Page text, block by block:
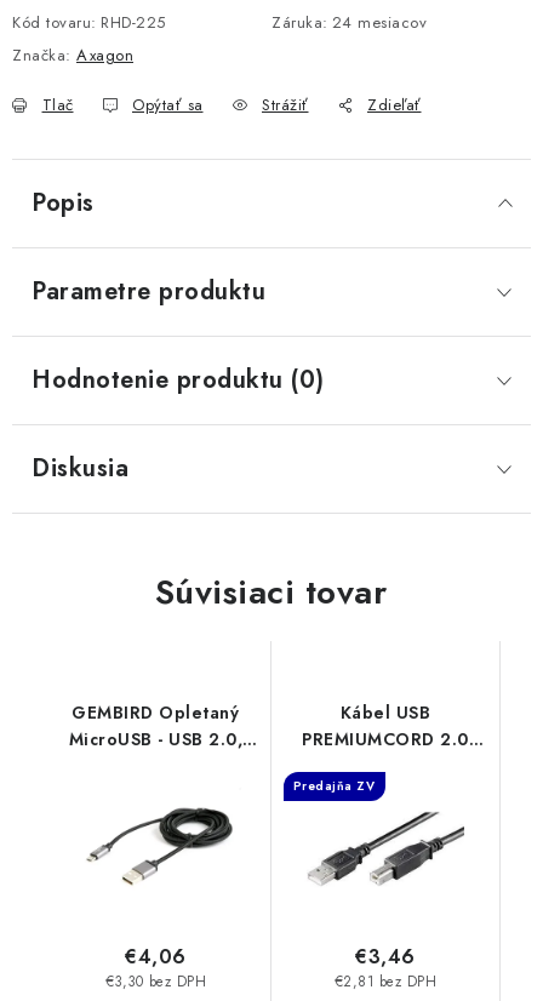
Kód tovaru: RHD-225 Záruka: 24 mesiacov
Značka: Axagon
Tlač Opýtať sa Strážiť Zdieľať
Popis
Parametre produktu
Hodnotenie produktu (0)
Diskusia
Súvisiaci tovar
GEMBIRD Opletaný
MicroUSB - USB 2.0,
Gembird
€3,30 bez DPH
€4,06
Kábel USB
PREMIUMCORD 2.0
Kábel A-B 3 m
ku2ab3bk
PremiumCord
Predajňa ZV
€2,81 bez DPH
€3,46